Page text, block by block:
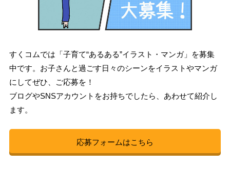
すくコムでは「子育て“あるある”イラスト・マンガ」を募集
中です。お子さんと過ごす日々のシーンをイラストやマンガ
にしてぜひ、ご応募を！
ブログやSNSアカウントをお持ちでしたら、あわせて紹介し
ます。
応募フォームはこちら